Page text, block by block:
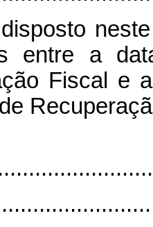
entre a
Fiscal e